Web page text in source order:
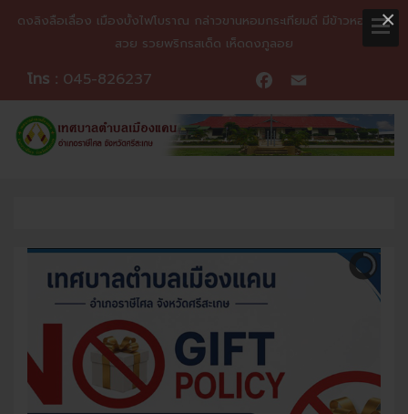
×
ดงลิงลือเลื่อง เมืองบั้งไฟโบราณ กล่าวขานหอมกระเทียมดี มีข้าวหอมมะลิ
สวย รวยพริกรสเด็ด เห็ดดงภูลอย
โทร : 045-826237
Facebook
Email